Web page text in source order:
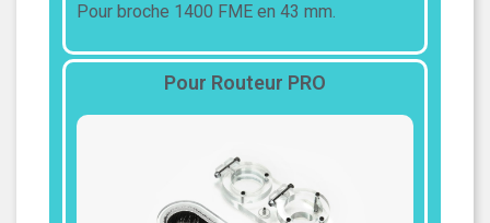
Pour broche 1400 FME en 43 mm.
Pour Routeur PRO